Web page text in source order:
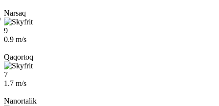
Narsaq
9
0.9 m/s
Qaqortoq
7
1.7 m/s
Nanortalik